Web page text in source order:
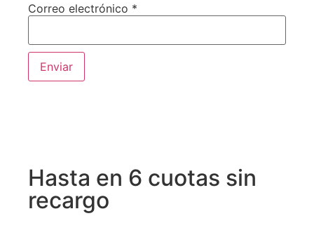
Correo electrónico *
Hasta en 6 cuotas sin
recargo